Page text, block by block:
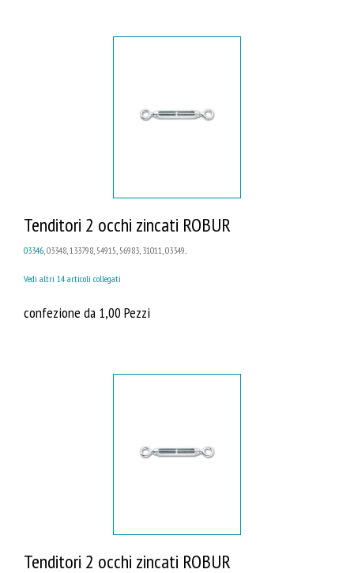
Tenditori 2 occhi zincati ROBUR
03346 , 03348, 133798, 54915, 56983, 31011, 03349...
Vedi altri 14 articoli collegati
confezione da 1,00 Pezzi
Tenditori 2 occhi zincati ROBUR